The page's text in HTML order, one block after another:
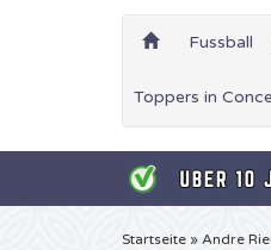
Fussball
Toppers in
Startseite » Andre